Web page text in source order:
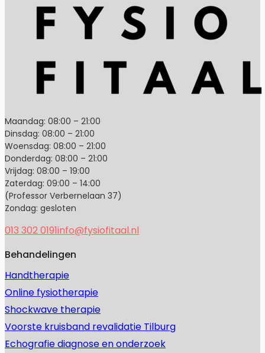
Maandag: 08:00 – 21:00
Dinsdag: 08:00 – 21:00
Woensdag: 08:00 – 21:00
Donderdag: 08:00 – 21:00
Vrijdag: 08:00 – 19:00
Zaterdag: 09:00 – 14:00
(Professor Verbernelaan 37)
Zondag: gesloten
013 302 0191info@fysiofitaal.nl
Behandelingen
Handtherapie
Online fysiotherapie
Shockwave therapie
Voorste kruisband revalidatie Tilburg
Echografie diagnose en onderzoek